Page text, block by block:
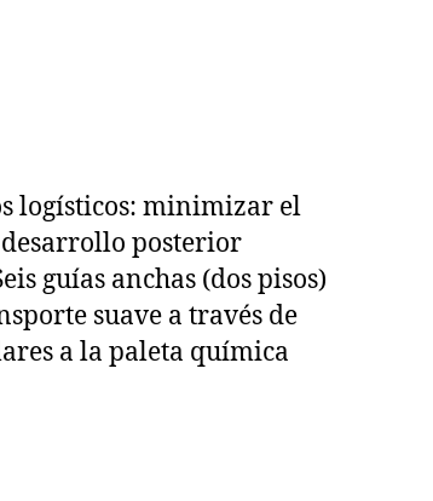
logísticos: minimizar el
desarrollo posterior
guías anchas (dos pisos)
suave a través de
a la paleta química